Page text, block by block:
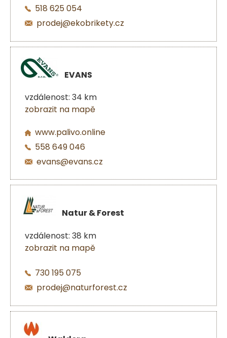
518 625 054
prodej@ekobrikety.cz
EVANS
vzdálenost: 34 km
zobrazit na mapě
www.palivo.online
558 649 046
evans@evans.cz
Natur & Forest
vzdálenost: 38 km
zobrazit na mapě
730 195 075
prodej@naturforest.cz